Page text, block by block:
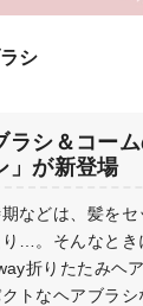
シ
ラシ＆コー
」が新登場
などは、髪を
…。そんなとき
折りたたみヘ
トなヘアブラ